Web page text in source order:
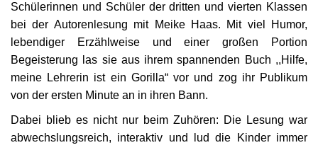
Schülerinnen und Schüler der dritten und vierten Klassen
bei der Autorenlesung mit Meike Haas. Mit viel Humor,
lebendiger Erzählweise und einer großen Portion
Begeisterung las sie aus ihrem spannenden Buch ,,Hilfe,
meine Lehrerin ist ein Gorilla“ vor und zog ihr Publikum
von der ersten Minute an in ihren Bann.
Dabei blieb es nicht nur beim Zuhören: Die Lesung war
abwechslungsreich, interaktiv und lud die Kinder immer